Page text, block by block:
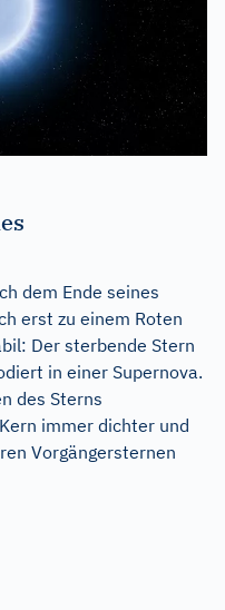
dem Ende seines
erst zu einem Roten
Der sterbende Stern
in einer Supernova.
des Sterns
immer dichter und
Vorgängersternen